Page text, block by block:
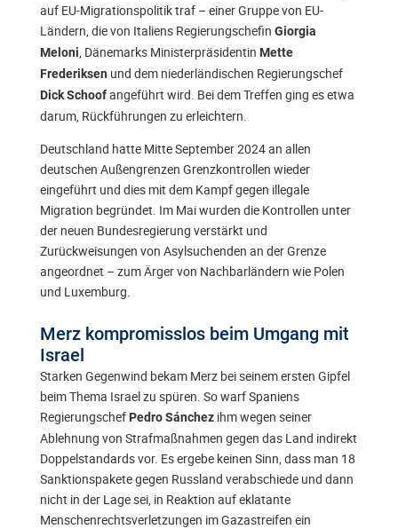
auf EU-Migrationspolitik traf – einer Gruppe von EU-
Ländern, die von Italiens Regierungschefin Giorgia
Meloni , Dänemarks Ministerpräsidentin Mette
Frederiksen und dem niederländischen Regierungschef
Dick Schoofangeführt wird. Bei dem Treffen ging es etwa
darum, Rückführungen zu erleichtern.
Deutschland hatte Mitte September 2024 an allen
deutschen Außengrenzen Grenzkontrollen wieder
eingeführt und dies mit dem Kampf gegen illegale
Migration begründet. Im Mai wurden die Kontrollen unter
der neuen Bundesregierung verstärkt und
Zurückweisungen von Asylsuchenden an der Grenze
angeordnet – zum Ärger von Nachbarländern wie Polen
und Luxemburg.
Merz kompromisslos beim Umgang mit
Israel
Starken Gegenwind bekam Merz bei seinem ersten Gipfel
beim Thema Israel zu spüren. So warf Spaniens
Regierungschef Pedro Sánchezihm wegen seiner
Ablehnung von Strafmaßnahmen gegen das Land indirekt
Doppelstandards vor. Es ergebe keinen Sinn, dass man 18
Sanktionspakete gegen Russland verabschiede und dann
nicht in der Lage sei, in Reaktion auf eklatante
Menschenrechtsverletzungen im Gazastreifen ein